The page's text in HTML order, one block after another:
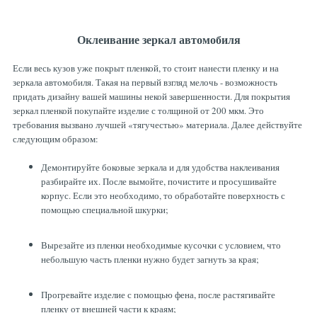
Оклеивание зеркал автомобиля
Если весь кузов уже покрыт пленкой, то стоит нанести пленку и на
зеркала автомобиля. Такая на первый взгляд мелочь - возможность
придать дизайну вашей машины некой завершенности. Для покрытия
зеркал пленкой покупайте изделие с толщиной от 200 мкм. Это
требования вызвано лучшей «тягучестью» материала. Далее действуйте
следующим образом:
Демонтируйте боковые зеркала и для удобства наклеивания
разбирайте их. После вымойте, почистите и просушивайте
корпус. Если это необходимо, то обработайте поверхность с
помощью специальной шкурки;
Вырезайте из пленки необходимые кусочки с условием, что
небольшую часть пленки нужно будет загнуть за края;
Прогревайте изделие с помощью фена, после растягивайте
пленку от внешней части к краям;